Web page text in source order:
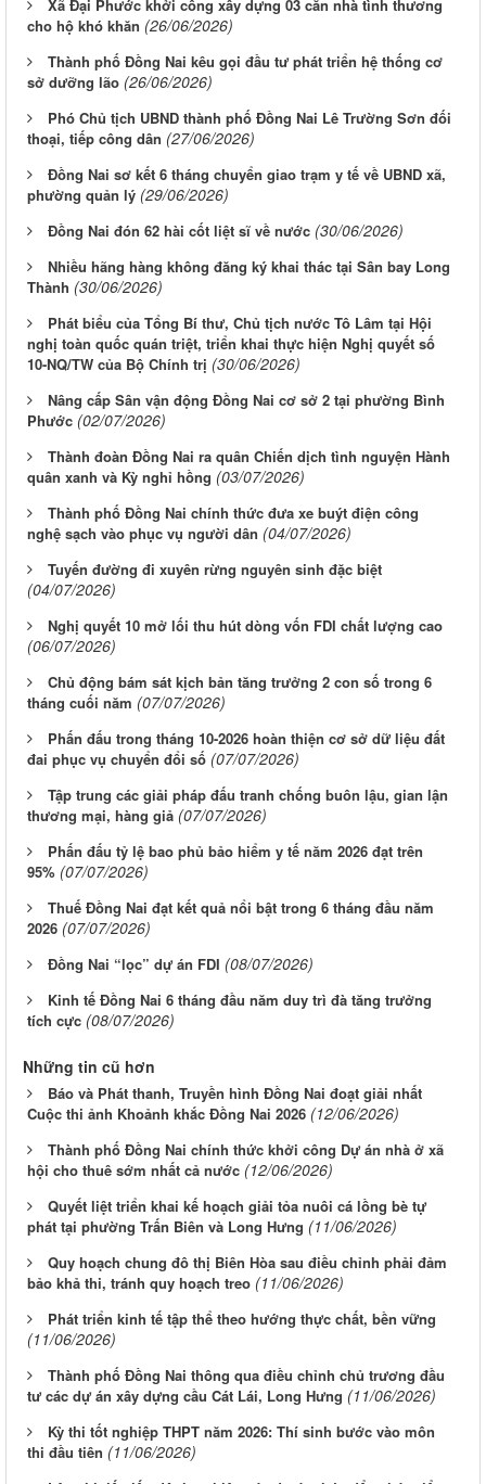
Xã Đại Phước khởi công xây dựng 03 căn nhà tình thương
cho hộ khó khăn (26/06/2026)
Thành phố Đồng Nai kêu gọi đầu tư phát triển hệ thống cơ
sở dưỡng lão (26/06/2026)
Phó Chủ tịch UBND thành phố Đồng Nai Lê Trường Sơn đối
thoại, tiếp công dân (27/06/2026)
Đồng Nai sơ kết 6 tháng chuyển giao trạm y tế về UBND xã,
phường quản lý (29/06/2026)
Đồng Nai đón 62 hài cốt liệt sĩ về nước (30/06/2026)
Nhiều hãng hàng không đăng ký khai thác tại Sân bay Long
Thành (30/06/2026)
Phát biểu của Tổng Bí thư, Chủ tịch nước Tô Lâm tại Hội
nghị toàn quốc quán triệt, triển khai thực hiện Nghị quyết số
10-NQ/TW của Bộ Chính trị (30/06/2026)
Nâng cấp Sân vận động Đồng Nai cơ sở 2 tại phường Bình
Phước (02/07/2026)
Thành đoàn Đồng Nai ra quân Chiến dịch tình nguyện Hành
quân xanh và Kỳ nghỉ hồng (03/07/2026)
Thành phố Đồng Nai chính thức đưa xe buýt điện công
nghệ sạch vào phục vụ người dân (04/07/2026)
Tuyến đường đi xuyên rừng nguyên sinh đặc biệt
(04/07/2026)
Nghị quyết 10 mở lối thu hút dòng vốn FDI chất lượng cao
(06/07/2026)
Chủ động bám sát kịch bản tăng trưởng 2 con số trong 6
tháng cuối năm (07/07/2026)
Phấn đấu trong tháng 10-2026 hoàn thiện cơ sở dữ liệu đất
đai phục vụ chuyển đổi số (07/07/2026)
Tập trung các giải pháp đấu tranh chống buôn lậu, gian lận
thương mại, hàng giả (07/07/2026)
Phấn đấu tỷ lệ bao phủ bảo hiểm y tế năm 2026 đạt trên
95% (07/07/2026)
Thuế Đồng Nai đạt kết quả nổi bật trong 6 tháng đầu năm
2026 (07/07/2026)
Đồng Nai “lọc” dự án FDI (08/07/2026)
Kinh tế Đồng Nai 6 tháng đầu năm duy trì đà tăng trưởng
tích cực (08/07/2026)
Những tin cũ hơn
Báo và Phát thanh, Truyền hình Đồng Nai đoạt giải nhất
Cuộc thi ảnh Khoảnh khắc Đồng Nai 2026 (12/06/2026)
Thành phố Đồng Nai chính thức khởi công Dự án nhà ở xã
hội cho thuê sớm nhất cả nước (12/06/2026)
Quyết liệt triển khai kế hoạch giải tỏa nuôi cá lồng bè tự
phát tại phường Trấn Biên và Long Hưng (11/06/2026)
Quy hoạch chung đô thị Biên Hòa sau điều chỉnh phải đảm
bảo khả thi, tránh quy hoạch treo (11/06/2026)
Phát triển kinh tế tập thể theo hướng thực chất, bền vững
(11/06/2026)
Thành phố Đồng Nai thông qua điều chỉnh chủ trương đầu
tư các dự án xây dựng cầu Cát Lái, Long Hưng (11/06/2026)
Kỳ thi tốt nghiệp THPT năm 2026: Thí sinh bước vào môn
thi đầu tiên (11/06/2026)